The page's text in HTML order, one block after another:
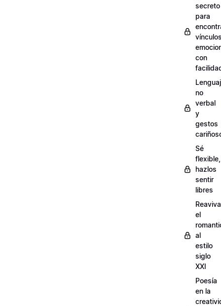
secreto
para
con
no
verbal
y
gestos
Sé
flexible,
hazlos
sentir
libres
el
al
estilo
siglo
XXI
Poesía
en la